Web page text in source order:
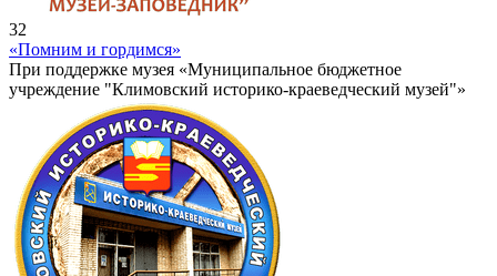
32
«Помним и гордимся»
При поддержке музея «Муниципальное бюджетное
учреждение "Климовский историко-краеведческий музей"»